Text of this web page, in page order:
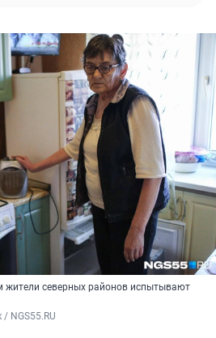
жители северных районов испытывают
NGS55.RU